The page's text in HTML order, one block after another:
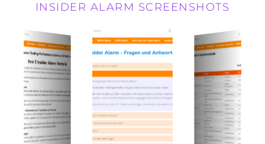
INSIDER ALARM SCREENSHOTS